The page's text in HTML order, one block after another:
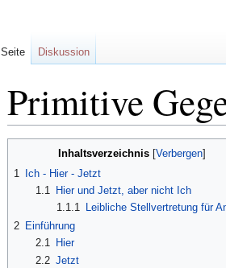
Primitive
Inhaltsverzeichnis
1
Ich - Hier - Jetzt
1.1
Hier und Jetzt, aber nicht Ich
1.1.1 Leibliche Stellvertretung für
2 Einführung
2.1
Hier
2.2 Jetzt
Seite Diskussion